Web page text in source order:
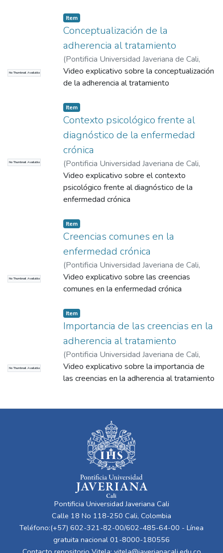
No Thumbnail Available
Item
Conceptualización de la
adherencia al tratamiento
(Pontificia Universidad Javeriana de Cali,
2015 )Correa Sánchez, Diego Emiro
Video explicativo sobre la conceptualización
de la adherencia al tratamiento
No Thumbnail Available
Item
Contexto psicológico frente al
diagnóstico de la enfermedad
crónica
(Pontificia Universidad Javeriana de Cali,
2015 )Correa Sánchez, Diego Emiro
Video explicativo sobre el contexto
psicológico frente al diagnóstico de la
enfermedad crónica
No Thumbnail Available
Item
Creencias comunes en la
enfermedad crónica
(Pontificia Universidad Javeriana de Cali,
2016 )Correa Sánchez, Diego Emiro
Video explicativo sobre las creencias
comunes en la enfermedad crónica
No Thumbnail Available
Item
Importancia de las creencias en la
adherencia al tratamiento
(Pontificia Universidad Javeriana de Cali,
2016 )Correa Sánchez, Diego Emiro
Video explicativo sobre la importancia de
las creencias en la adherencia al tratamiento
Pontificia Universidad Javeriana Cali
Calle 18 No 118-250 Cali, Colombia
Teléfono:(+57) 602-321-82-00/602-485-64-00 - Línea
gratuita nacional 01-8000-180556